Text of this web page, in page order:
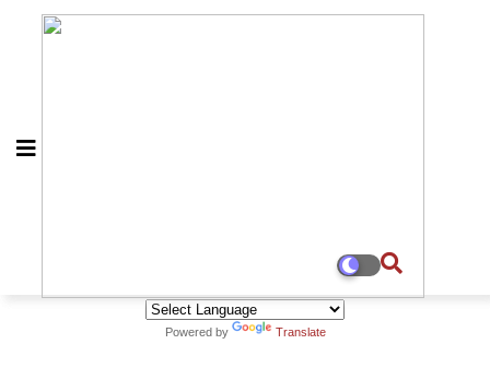
Powered by Translate